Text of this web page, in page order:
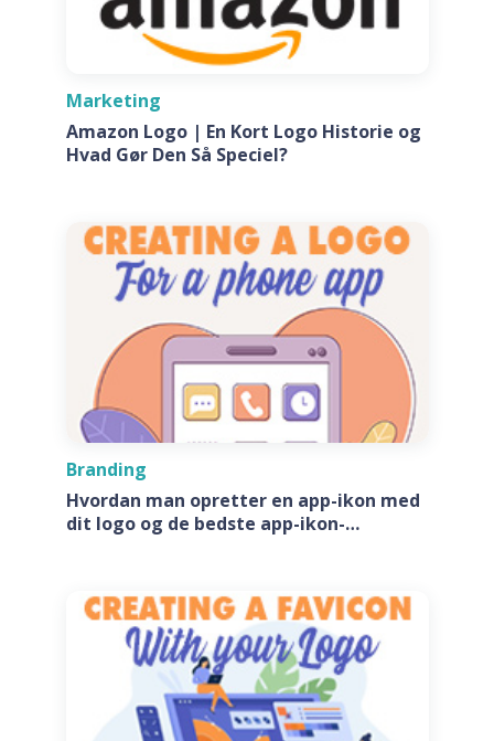
Marketing
Amazon Logo | En Kort Logo Historie og
Hvad Gør Den Så Speciel?
Branding
Hvordan man opretter en app-ikon med
dit logo og de bedste app-ikon-